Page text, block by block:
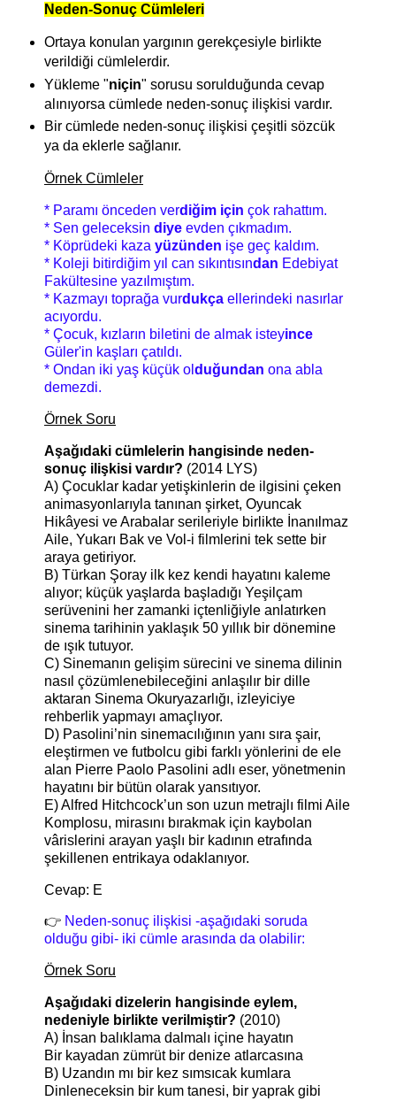
Neden-Sonuç Cümleleri
Ortaya konulan yargının gerekçesiyle birlikte
verildiği cümlelerdir.
Yükleme "niçin" sorusu sorulduğunda cevap
alınıyorsa cümlede neden-sonuç ilişkisi vardır.
Bir cümlede neden-sonuç ilişkisi çeşitli sözcük
ya da eklerle sağlanır.
Örnek Cümleler
* Paramı önceden verdiğim için çok rahattım.
* Sen geleceksin diye evden çıkmadım.
* Köprüdeki kaza yüzünden işe geç kaldım.
* Koleji bitirdiğim yıl can sıkıntısından Edebiyat
Fakültesine yazılmıştım.
* Kazmayı toprağa vurdukça ellerindeki nasırlar
acıyordu.
* Çocuk, kızların biletini de almak isteyince
Güler'in kaşları çatıldı.
* Ondan iki yaş küçük ol duğundan ona abla
demezdi.
Örnek Soru
Aşağıdaki cümlelerin hangisinde neden-
sonuç ilişkisi vardır? (2014 LYS)
A) Çocuklar kadar yetişkinlerin de ilgisini çeken
animasyonlarıyla tanınan şirket, Oyuncak
Hikâyesi ve Arabalar serileriyle birlikte İnanılmaz
Aile, Yukarı Bak ve Vol-i filmlerini tek sette bir
araya getiriyor.
B) Türkan Şoray ilk kez kendi hayatını kaleme
alıyor; küçük yaşlarda başladığı Yeşilçam
serüvenini her zamanki içtenliğiyle anlatırken
sinema tarihinin yaklaşık 50 yıllık bir dönemine
de ışık tutuyor.
C) Sinemanın gelişim sürecini ve sinema dilinin
nasıl çözümlenebileceğini anlaşılır bir dille
aktaran Sinema Okuryazarlığı, izleyiciye
rehberlik yapmayı amaçlıyor.
D) Pasolini’nin sinemacılığının yanı sıra şair,
eleştirmen ve futbolcu gibi farklı yönlerini de ele
alan Pierre Paolo Pasolini adlı eser, yönetmenin
hayatını bir bütün olarak yansıtıyor.
E) Alfred Hitchcock’un son uzun metrajlı filmi Aile
Komplosu, mirasını bırakmak için kaybolan
vârislerini arayan yaşlı bir kadının etrafında
şekillenen entrikaya odaklanıyor.
Cevap: E
👉 Neden-sonuç ilişkisi -aşağıdaki soruda
olduğu gibi- iki cümle arasında da olabilir:
Örnek Soru
Aşağıdaki dizelerin hangisinde eylem,
nedeniyle birlikte verilmiştir? (2010)
A) İnsan balıklama dalmalı içine hayatın
Bir kayadan zümrüt bir denize atlarcasına
B) Uzandın mı bir kez sımsıcak kumlara
Dinleneceksin bir kum tanesi, bir yaprak gibi